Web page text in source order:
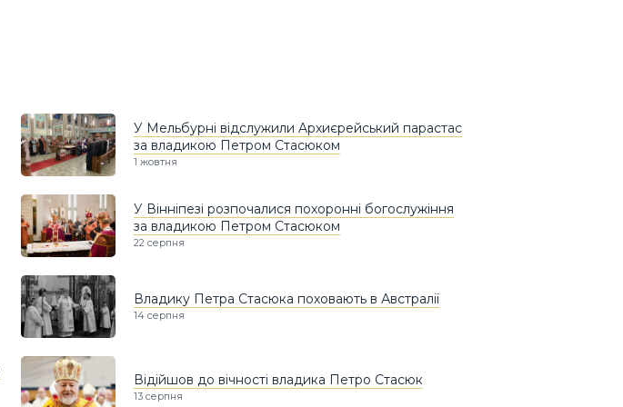
У Мельбурні відслужили Aрхиєрейський парастас
за владикою Петром Стасюком
1 жовтня
У Вінніпезі розпочалися похоронні богослужіння
за владикою Петром Стасюком
22 серпня
Владику Петра Стасюка поховають в Австралії
14 серпня
Відійшов до вічності владика Петро Стасюк
13 серпня